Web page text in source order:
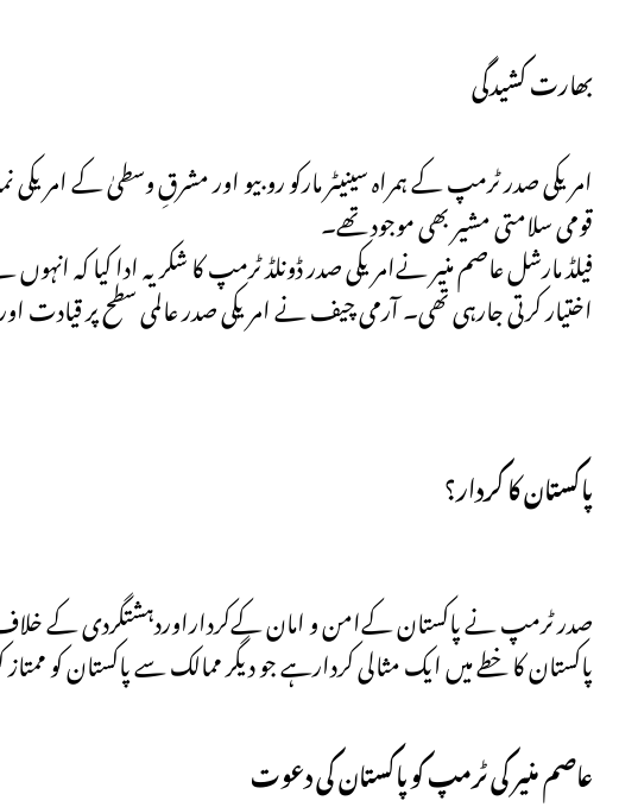
بھارت کشیدگی
امریکی صدر ٹرمپ کے ہمراہ سینیٹر مارکو روبیو اور مشرقِ وسطیٰ کے
قومی سلامتی مشیر بھی موجود تھے۔
فیلڈ مارشل عاصم منیر نےامریکی صدر ڈونلڈ ٹرمپ کا شکریہ ادا کیا کہ
اختیار کرتی جارہی تھی۔ آرمی چیف نے امریکی صدر عالمی سطح پر قیادت
پاکستان کا کردار؟
صدر ٹرمپ نے پاکستان کےامن و امان کےکرداراوردہشتگردی کے خلاف
پاکستان کا خطے میں ایک مثالی کردارہے جو دیگر ممالک سے پاکستان کو
عاصم منیر کی ٹرمپ کوپاکستان کی دعوت